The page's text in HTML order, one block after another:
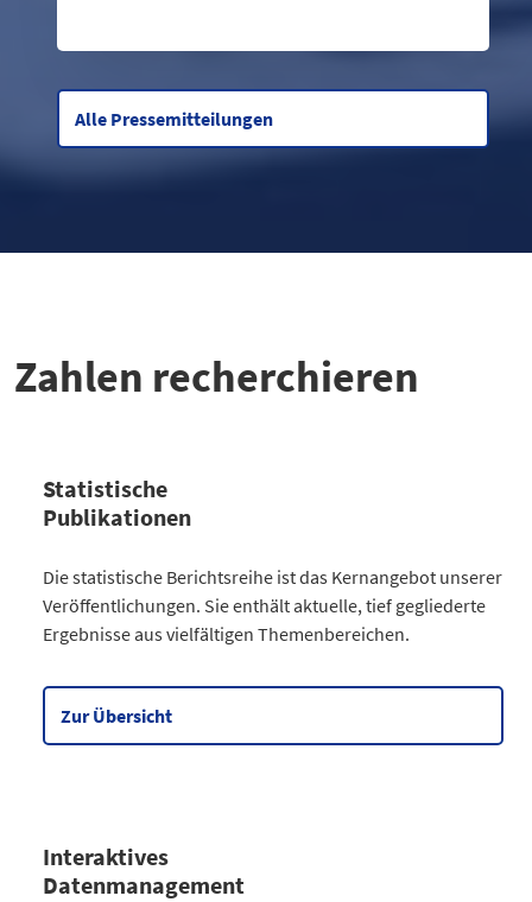
Alle Pressemitteilungen
Zahlen recherchieren
Statistische
Publikationen
Datentabelle zum Diagramm
Kategorie
Anzahl Publikationen
Bevölkerung 30
Gesellschaft 64
Die statistische Berichtsreihe ist das Kernangebot unserer
Veröffentlichungen. Sie enthält aktuelle, tief gegliederte
Ergebnisse aus vielfältigen Themenbereichen.
Zur Übersicht
Interaktives
Datenmanagement